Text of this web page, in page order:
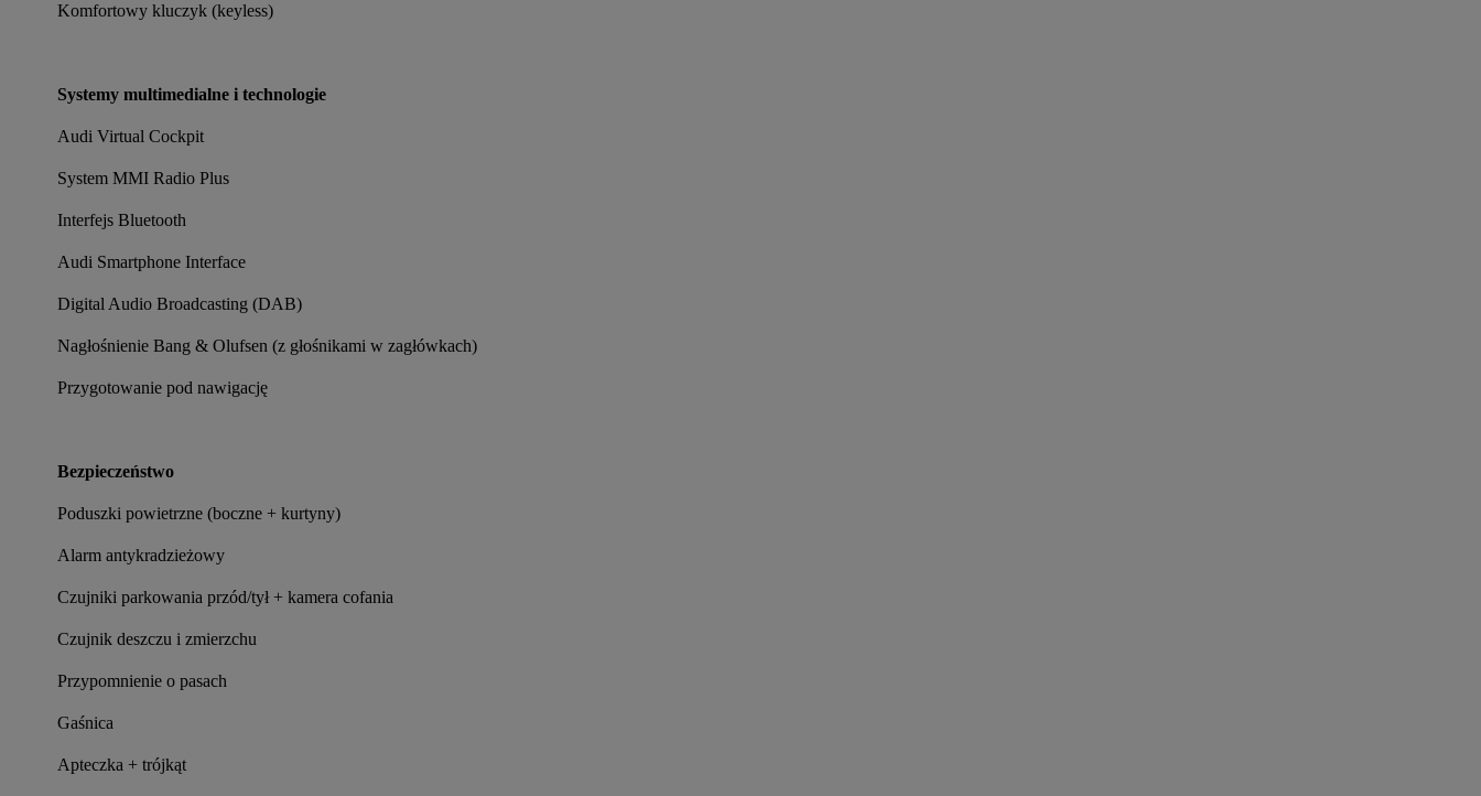
Komfortowy kluczyk (keyless)
Systemy multimedialne i technologie
Audi Virtual Cockpit
System MMI Radio Plus
Interfejs Bluetooth
Audi Smartphone Interface
Digital Audio Broadcasting (DAB)
Nagłośnienie Bang & Olufsen (z głośnikami w zagłówkach)
Przygotowanie pod nawigację
Bezpieczeństwo
Poduszki powietrzne (boczne + kurtyny)
Alarm antykradzieżowy
Czujniki parkowania przód/tył + kamera cofania
Czujnik deszczu i zmierzchu
Przypomnienie o pasach
Gaśnica
Apteczka + trójkąt